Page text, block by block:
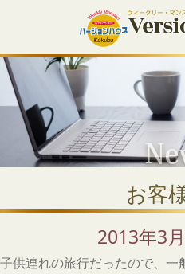
お客
2013年3
子供連れの旅行だったので、一